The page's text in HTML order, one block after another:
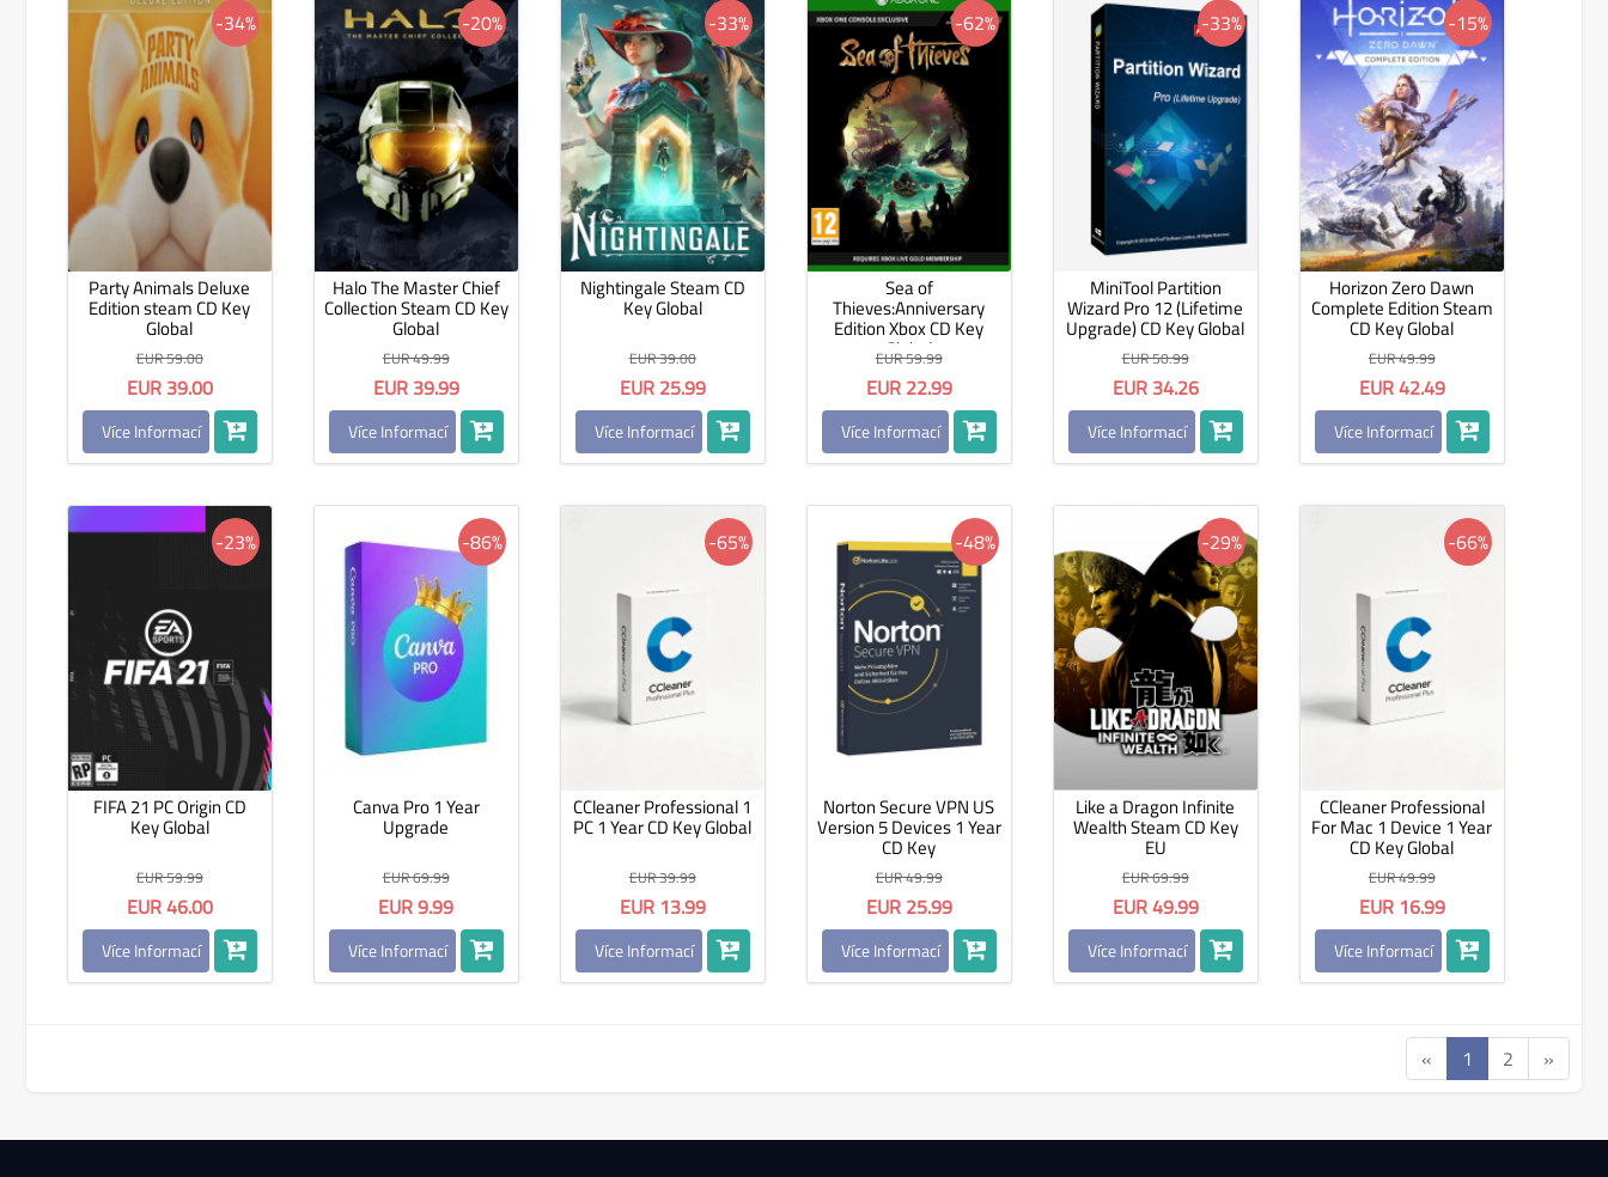
-34%
Party Animals Deluxe
Edition steam CD Key
Global
EUR 59.00
EUR 39.00
Více Informací
-20%
Halo The Master Chief
Collection Steam CD Key
Global
EUR 49.99
EUR 39.99
Více Informací
-33%
Nightingale Steam CD
Key Global
EUR 39.00
EUR 25.99
Více Informací
-62%
Sea of
Thieves:Anniversary
Edition Xbox CD Key
Global
EUR 59.99
EUR 22.99
Více Informací
-33%
MiniTool Partition
Wizard Pro 12 (Lifetime
Upgrade) CD Key Global
EUR 50.99
EUR 34.26
Více Informací
-15%
Horizon Zero Dawn
Complete Edition Steam
CD Key Global
EUR 49.99
EUR 42.49
Více Informací
-23%
FIFA 21 PC Origin CD
Key Global
EUR 59.99
EUR 46.00
Více Informací
-86%
Canva Pro 1 Year
Upgrade
EUR 69.99
EUR 9.99
Více Informací
-65%
CCleaner Professional 1
PC 1 Year CD Key Global
EUR 39.99
EUR 13.99
Více Informací
-48%
Norton Secure VPN US
Version 5 Devices 1 Year
CD Key
EUR 49.99
EUR 25.99
Více Informací
-29%
Like a Dragon Infinite
Wealth Steam CD Key
EU
EUR 69.99
EUR 49.99
Více Informací
-66%
CCleaner Professional
For Mac 1 Device 1 Year
CD Key Global
EUR 49.99
EUR 16.99
Více Informací
« 1 2 »